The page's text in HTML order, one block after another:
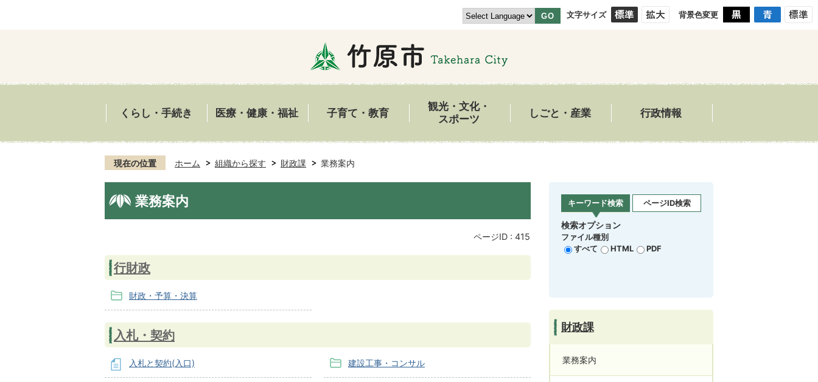
GO 文字サイズ 背景色変更
くらし・手続き 医療・健康・福祉 子育て・教育
観光・文化・
スポーツ
しごと・産業 行政情報
現在の位置 ホーム 組織から探す 財政課 業務案内
業務案内
ページID : 415
行財政
財政・予算・決算
入札・契約
入札と契約(入口) 建設工事・コンサル
キーワード検索 ページID検索
検索オプション
ファイル種別
すべて
HTML PDF
財政課
業務案内